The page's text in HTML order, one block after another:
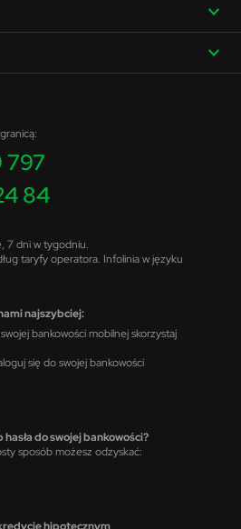
797
84
7 dni w tygodniu.
taryfy operatora. Infolinia w języku
najszybciej:
bankowości mobilnej skorzystaj
się do swojej bankowości
do swojej bankowości?
sposób możesz odzyskać:
hipotecznym